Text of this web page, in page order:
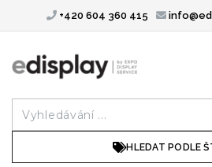
+420 604 360 415
HLEDAT PODLE